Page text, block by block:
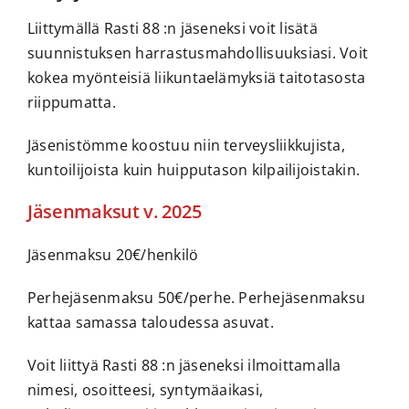
Liittymällä Rasti 88 :n jäseneksi voit lisätä
suunnistuksen harrastusmahdollisuuksiasi. Voit
kokea myönteisiä liikuntaelämyksiä taitotasosta
riippumatta.
Jäsenistömme koostuu niin terveysliikkujista,
kuntoilijoista kuin huipputason kilpailijoistakin.
Jäsenmaksut v. 2025
Jäsenmaksu 20€/henkilö
Perhejäsenmaksu 50€/perhe. Perhejäsenmaksu
kattaa samassa taloudessa asuvat.
Voit liittyä Rasti 88 :n jäseneksi ilmoittamalla
nimesi, osoitteesi, syntymäaikasi,